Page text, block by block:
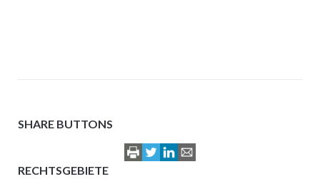
SHARE BUTTONS
RECHTSGEBIETE